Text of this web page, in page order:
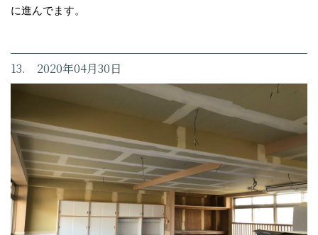
に進んでます。
13. 2020年04月30日